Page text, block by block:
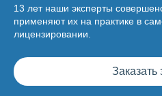
13 лет наши эксперты
применяют их на практике в
лицензировании.
Заказать